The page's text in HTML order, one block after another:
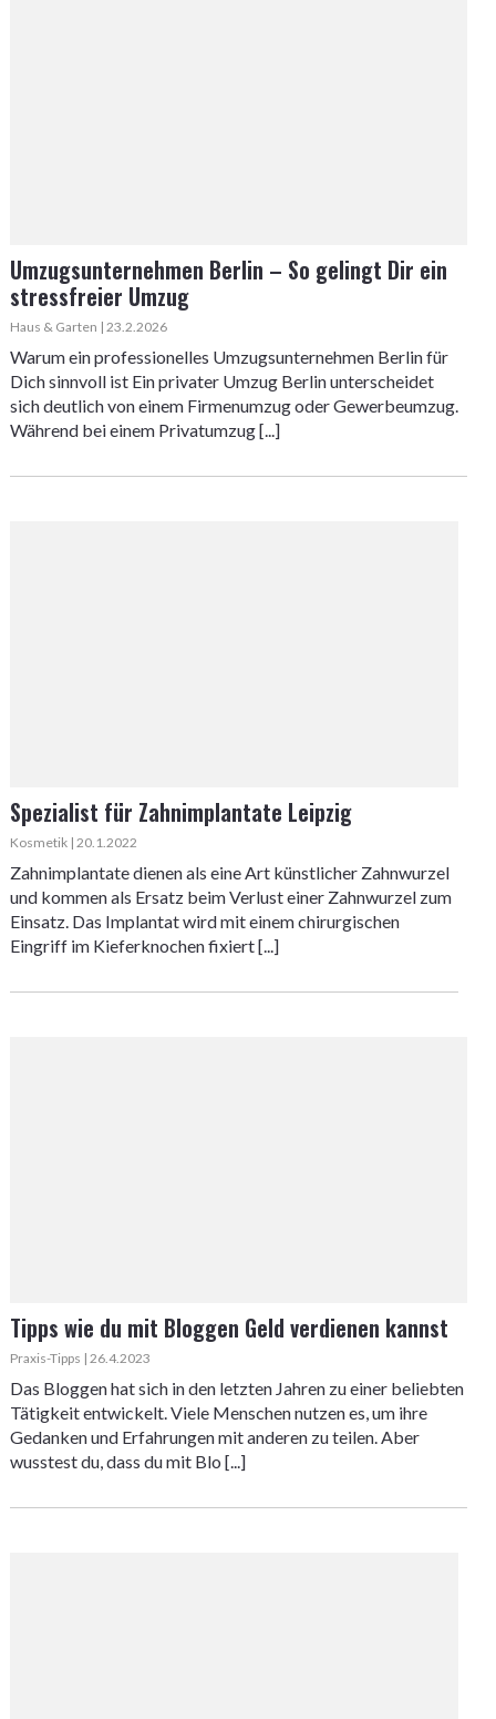
Umzugsunternehmen Berlin – So gelingt Dir ein
stressfreier Umzug
Haus & Garten | 23.2.2026
Warum ein professionelles Umzugsunternehmen Berlin für
Dich sinnvoll ist Ein privater Umzug Berlin unterscheidet
sich deutlich von einem Firmenumzug oder Gewerbeumzug.
Während bei einem Privatumzug [...]
Spezialist für Zahnimplantate Leipzig
Kosmetik | 20.1.2022
Zahnimplantate dienen als eine Art künstlicher Zahnwurzel
und kommen als Ersatz beim Verlust einer Zahnwurzel zum
Einsatz. Das Implantat wird mit einem chirurgischen
Eingriff im Kieferknochen fixiert [...]
Tipps wie du mit Bloggen Geld verdienen kannst
Praxis-Tipps | 26.4.2023
Das Bloggen hat sich in den letzten Jahren zu einer beliebten
Tätigkeit entwickelt. Viele Menschen nutzen es, um ihre
Gedanken und Erfahrungen mit anderen zu teilen. Aber
wusstest du, dass du mit Blo [...]